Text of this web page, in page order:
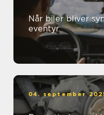
Når biler bliver
eventyr
04. september